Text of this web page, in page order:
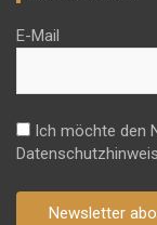
E-Mail
Ich möchte den
Newsletter